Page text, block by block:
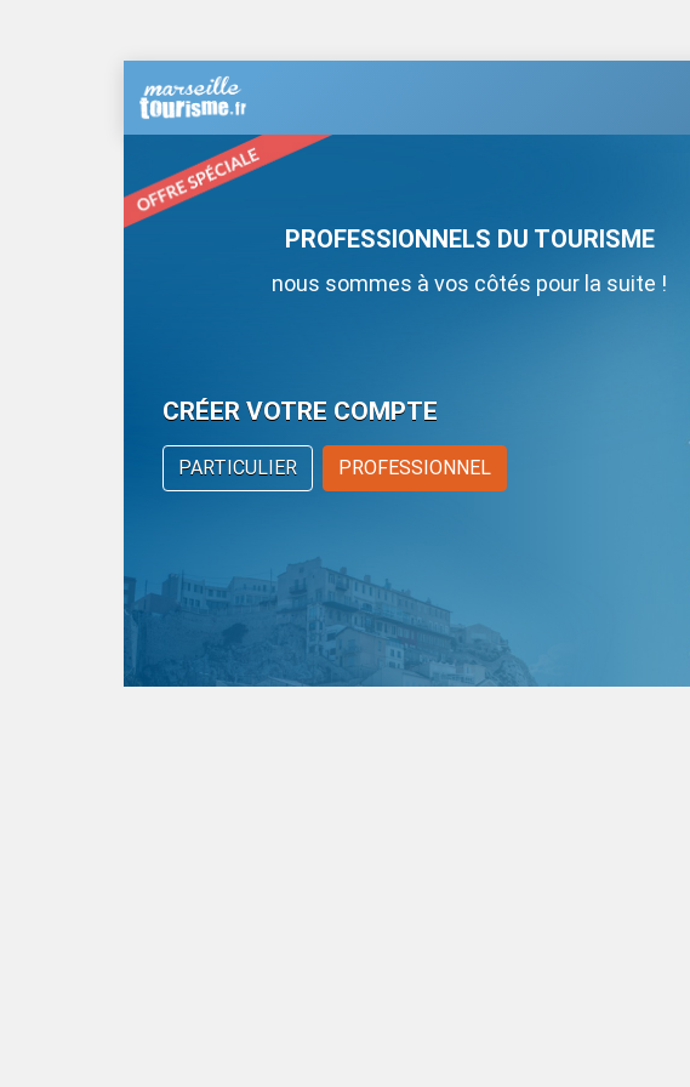
PROFESSIONNELS DU TOURISME
nous sommes à vos côtés pour la suite !
CRÉER VOTRE COMPTE
PARTICULIER PROFESSIONNEL